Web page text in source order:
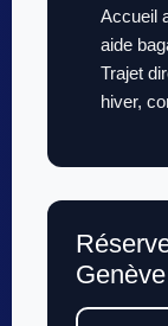
Accueil
aide
Trajet
hiver,